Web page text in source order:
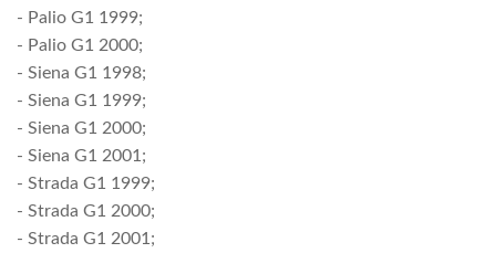
- Palio G1 1999;
- Palio G1 2000;
- Siena G1 1998;
- Siena G1 1999;
- Siena G1 2000;
- Siena G1 2001;
- Strada G1 1999;
- Strada G1 2000;
- Strada G1 2001;